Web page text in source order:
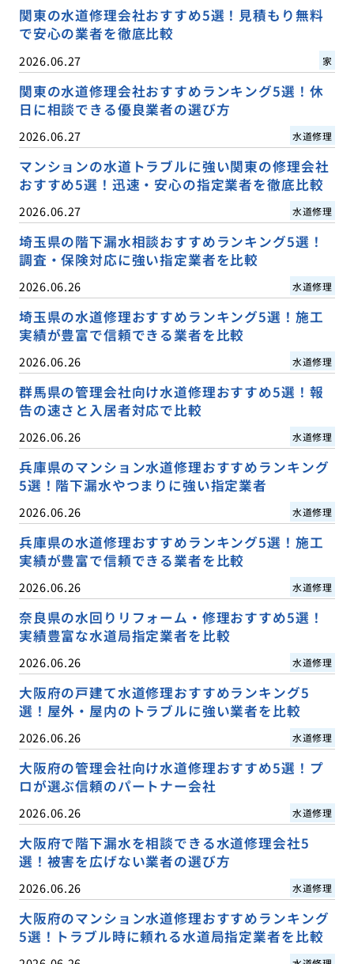
関東の水道修理会社おすすめ5選！見積もり無料
で安心の業者を徹底比較
2026.06.27 家
関東の水道修理会社おすすめランキング5選！休
日に相談できる優良業者の選び方
2026.06.27 水道修理
マンションの水道トラブルに強い関東の修理会社
おすすめ5選！迅速・安心の指定業者を徹底比較
2026.06.27 水道修理
埼玉県の階下漏水相談おすすめランキング5選！
調査・保険対応に強い指定業者を比較
2026.06.26 水道修理
埼玉県の水道修理おすすめランキング5選！施工
実績が豊富で信頼できる業者を比較
2026.06.26 水道修理
群馬県の管理会社向け水道修理おすすめ5選！報
告の速さと入居者対応で比較
2026.06.26 水道修理
兵庫県のマンション水道修理おすすめランキング
5選！階下漏水やつまりに強い指定業者
2026.06.26 水道修理
兵庫県の水道修理おすすめランキング5選！施工
実績が豊富で信頼できる業者を比較
2026.06.26 水道修理
奈良県の水回りリフォーム・修理おすすめ5選！
実績豊富な水道局指定業者を比較
2026.06.26 水道修理
大阪府の戸建て水道修理おすすめランキング5
選！屋外・屋内のトラブルに強い業者を比較
2026.06.26 水道修理
大阪府の管理会社向け水道修理おすすめ5選！プ
ロが選ぶ信頼のパートナー会社
2026.06.26 水道修理
大阪府で階下漏水を相談できる水道修理会社5
選！被害を広げない業者の選び方
2026.06.26 水道修理
大阪府のマンション水道修理おすすめランキング
5選！トラブル時に頼れる水道局指定業者を比較